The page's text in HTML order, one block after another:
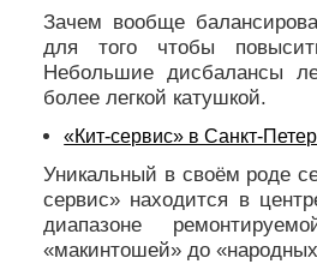
Зачем вообще
для того чтобы
Небольшие дисбалансы
более легкой катушкой.
«Кит-сервис» в Санкт-
Уникальный в своём роде
сервис» находится в
диапазоне
«макинтошей» до